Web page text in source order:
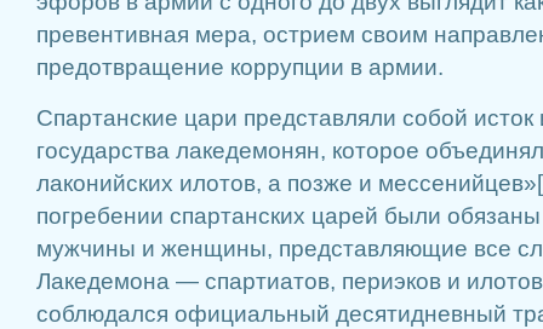
превентивная мера, острием своим
предотвращение коррупции в армии.
Спартанские цари представляли собой исток
государства лакедемонян, которое
лаконийских илотов, а позже и
погребении спартанских царей были обязаны
мужчины и женщины, представляющие все
Лакедемона — спартиатов, периэков и
соблюдался официальный десятидневный